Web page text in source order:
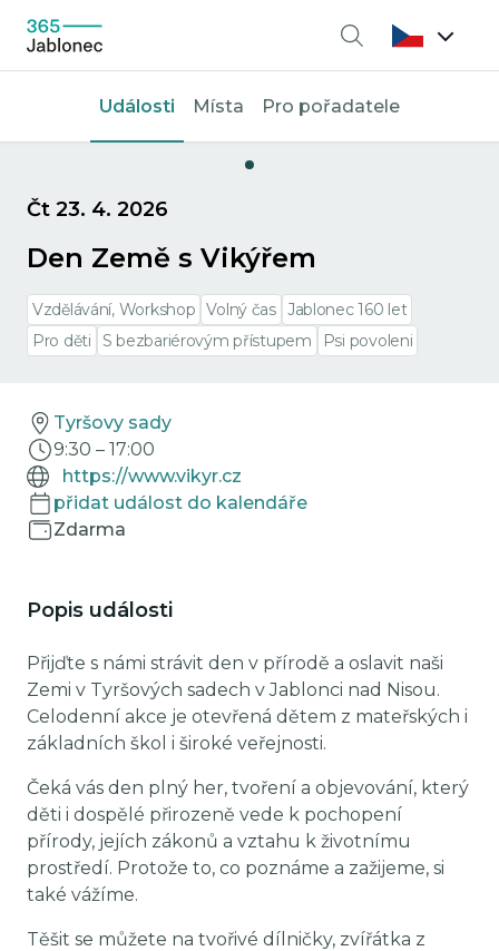
Vyhledávání
Události Místa Pro pořadatele
Čt 23. 4. 2026
Den Země s Vikýřem
Vzdělávání, Workshop Volný čas Jablonec 160 let
Pro děti
S bezbariérovým přístupem Psi povoleni
Tyršovy sady
9:30 – 17:00
https://www.vikyr.cz
přidat událost do kalendáře
Zdarma
Popis události
Přijďte s námi strávit den v přírodě a oslavit naši
Zemi v Tyršových sadech v Jablonci nad Nisou.
Celodenní akce je otevřená dětem z mateřských i
základních škol i široké veřejnosti.
Čeká vás den plný her, tvoření a objevování, který
děti i dospělé přirozeně vede k pochopení
přírody, jejích zákonů a vztahu k životnímu
prostředí. Protože to, co poznáme a zažijeme, si
také vážíme.
Těšit se můžete na tvořivé dílničky, zvířátka z